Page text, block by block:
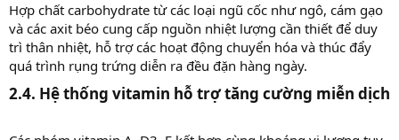
Hợp chất carbohydrate từ các loại ngũ cốc như ngô, cám gạo
và các axit béo cung cấp nguồn nhiệt lượng cần thiết để duy
trì thân nhiệt, hỗ trợ các hoạt động chuyển hóa và thúc đẩy
quá trình rụng trứng diễn ra đều đặn hàng ngày.
2.4. Hệ thống vitamin hỗ trợ tăng cường miễn dịch​